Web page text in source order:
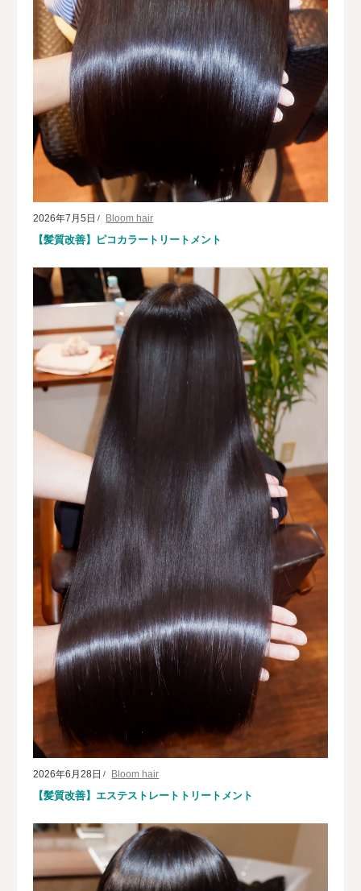
2026年7月5日 Bloom hair
【髪質改善】ピコカラートリートメント
2026年6月28日 Bloom hair
【髪質改善】エステストレートトリートメント